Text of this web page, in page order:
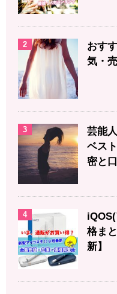
2
おす
気・
3
芸能
ベス
密と
4
格ま
新】